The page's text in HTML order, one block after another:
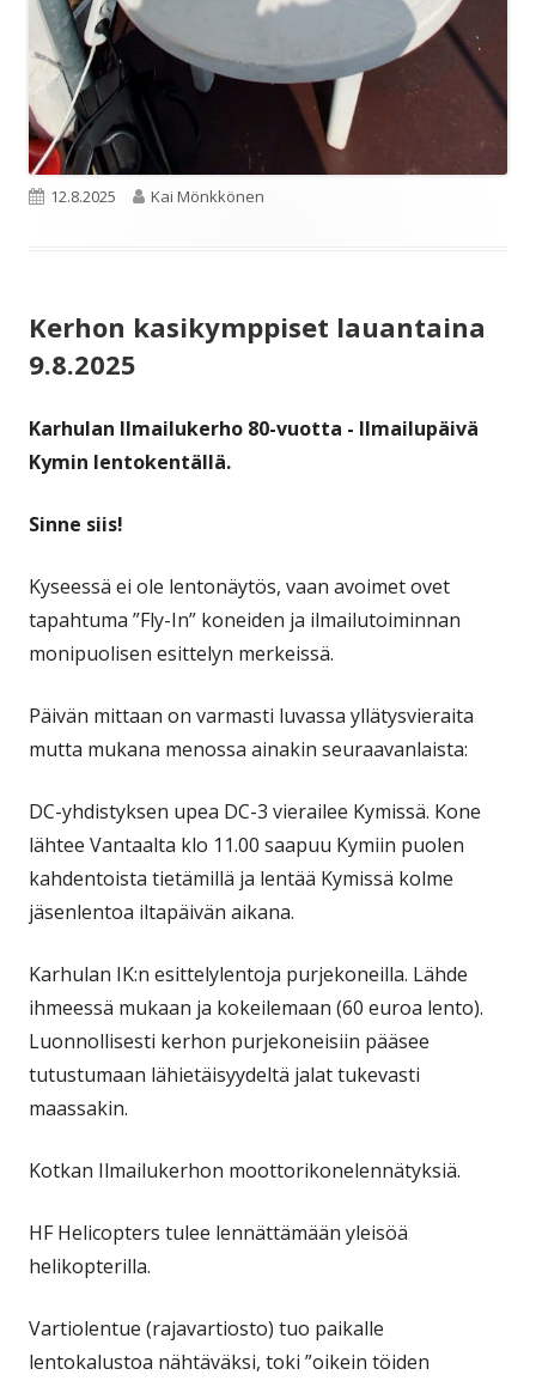
Julkaistu
12.8.2025 Kirjoittaja
Kai Mönkkönen
Kerhon kasikymppiset lauantaina
9.8.2025
Karhulan Ilmailukerho 80-vuotta - Ilmailupäivä
Kymin lentokentällä.
Sinne siis!
Kyseessä ei ole lentonäytös, vaan avoimet ovet
tapahtuma ”Fly-In” koneiden ja ilmailutoiminnan
monipuolisen esittelyn merkeissä.
Päivän mittaan on varmasti luvassa yllätysvieraita
mutta mukana menossa ainakin seuraavanlaista:
DC-yhdistyksen upea DC-3 vierailee Kymissä. Kone
lähtee Vantaalta klo 11.00 saapuu Kymiin puolen
kahdentoista tietämillä ja lentää Kymissä kolme
jäsenlentoa iltapäivän aikana.
Karhulan IK:n esittelylentoja purjekoneilla. Lähde
ihmeessä mukaan ja kokeilemaan (60 euroa lento).
Luonnollisesti kerhon purjekoneisiin pääsee
tutustumaan lähietäisyydeltä jalat tukevasti
maassakin.
Kotkan Ilmailukerhon moottorikonelennätyksiä.
HF Helicopters tulee lennättämään yleisöä
helikopterilla.
Vartiolentue (rajavartiosto) tuo paikalle
lentokalustoa nähtäväksi, toki ”oikein töiden